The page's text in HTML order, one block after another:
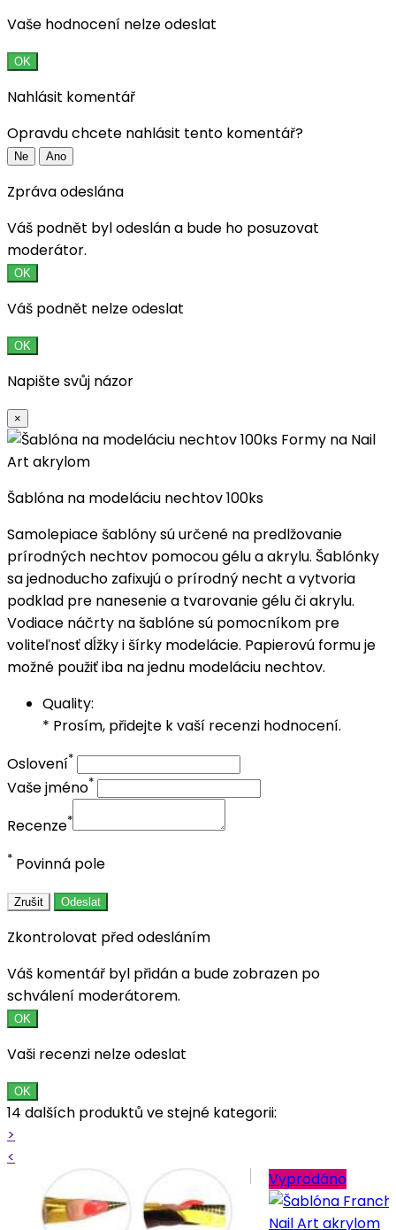
Vaše hodnocení nelze odeslat
OK
Nahlásit komentář
Opravdu chcete nahlásit tento komentář?
Ne Ano
Zpráva odeslána
Váš podnět byl odeslán a bude ho posuzovat
moderátor.
OK
Váš podnět nelze odeslat
OK
Napište svůj názor
×
Šablóna na modeláciu nechtov 100ks
Samolepiace šablóny sú určené na predlžovanie
prírodných nechtov pomocou gélu a akrylu. Šablónky
sa jednoducho zafixujú o prírodný necht a vytvoria
podklad pre nanesenie a tvarovanie gélu či akrylu.
Vodiace náčrty na šablóne sú pomocníkom pre
voliteľnosť dĺžky i šírky modelácie. Papierovú formu je
možné použiť iba na jednu modeláciu nechtov.
Quality:
* Prosím, přidejte k vaší recenzi hodnocení.
Oslovení*
Vaše jméno*
Recenze*
* Povinná pole
Zrušit Odeslat
Zkontrolovat před odesláním
Váš komentář byl přidán a bude zobrazen po
schválení moderátorem.
OK
Vaši recenzi nelze odeslat
OK
14 dalších produktů ve stejné kategorii:
>
<
Vyprodáno